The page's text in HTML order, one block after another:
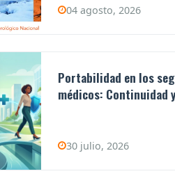
04 agosto, 2026
Portabilidad en los
médicos: Continuidad
30 julio, 2026